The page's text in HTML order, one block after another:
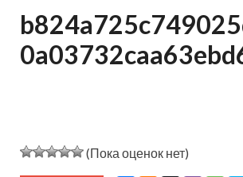
(Пока оценок нет)